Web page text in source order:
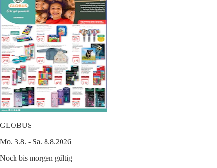
GLOBUS
Mo. 3.8. - Sa. 8.8.2026
Noch bis morgen gültig